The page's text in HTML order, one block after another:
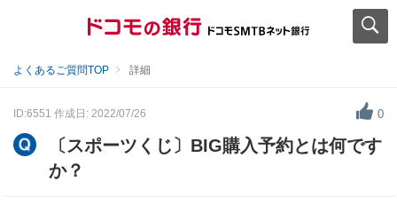
よくあるご質問TOP 詳細
ID:6551 作成日: 2022/07/26 0
〔スポーツくじ〕BIG購入予約とは何です
か？